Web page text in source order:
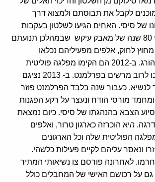
לקבל את תבוסתם ולמצוא דרך
של סיסי. האחים הגיעו לשלטון בעקבות
אירועי 2011 אחרי 80 שנה של מאבק עיקש שבמהלכן תנועתם
לחוק, אלפים מפעיליהם נכלאו
ומנהיגיהם הוצאו להורג. ב-2012 הם הקימו מפלגה פוליטית
"החופש והצדק" וזכו לרוב מרשים בפרלמנט. ב- 2013 נציגם
כעבור שנה בלבד הפרלמנט פוזר
מורסי הודח ונעצר על רקע הפגנות
הצבא בהנהגתו של סיסי. כיום נמצאת
היא הוכרזה כארגון טרור, ואלפים
הפוליטית שלה וכל הארגונים
ונאסר עליהם לקיים פעילות כלשהי.
לאחרונה פורסם צו נשיאותי המתיר
על רכושם האישי של המחבלים כולל